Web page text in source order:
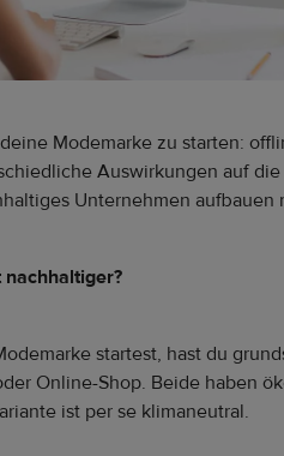
Modemarke zu starten:
Auswirkungen auf
Unternehmen aufbauen
startest, hast du
Online-Shop. Beide haben
ist per se klimaneutral.